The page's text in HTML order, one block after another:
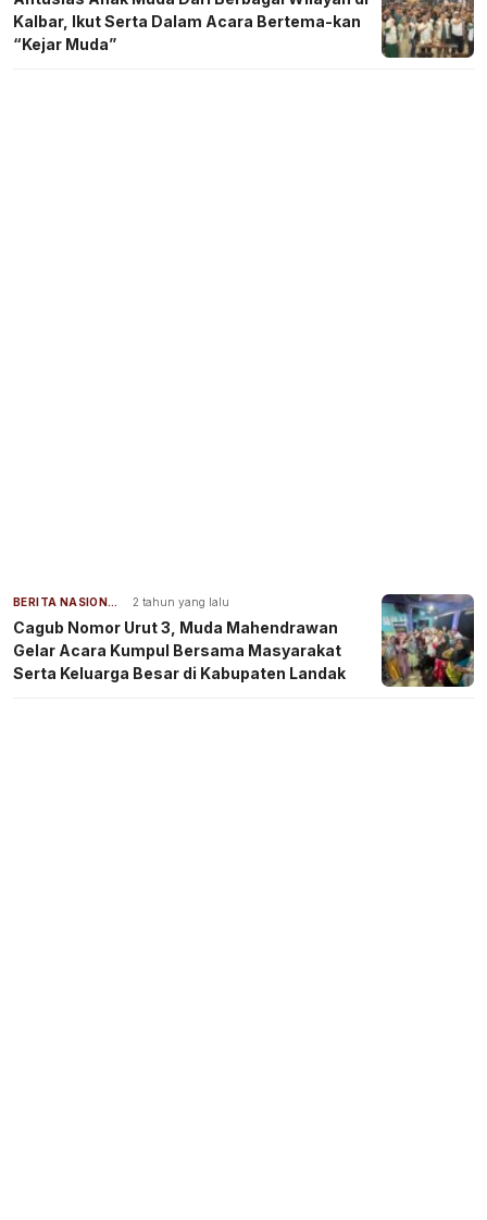
Kalbar, Ikut Serta Dalam Acara Bertema-kan
“Kejar Muda”
BERITA NASIONAL 2 tahun yang lalu
Cagub Nomor Urut 3, Muda Mahendrawan
Gelar Acara Kumpul Bersama Masyarakat
Serta Keluarga Besar di Kabupaten Landak